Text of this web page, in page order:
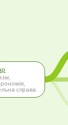
справа